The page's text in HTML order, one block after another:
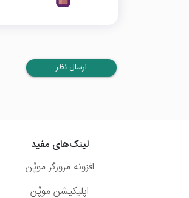
ارسال نظر
لینک‌های مفید
افزونه مرورگر موپُن
اپلیکیشن موپُن